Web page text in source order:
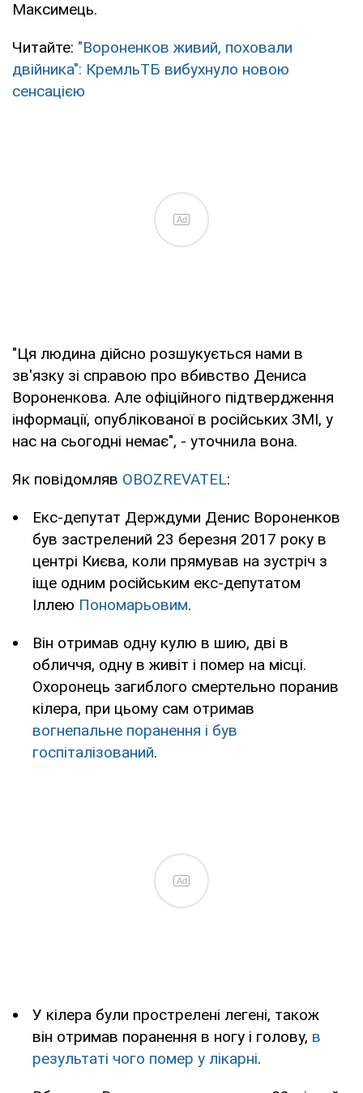
Максимець.
Читайте: "Вороненков живий, поховали
двійника": КремльТБ вибухнуло новою
сенсацією
Ad
"Ця людина дійсно розшукується нами в
зв'язку зі справою про вбивство Дениса
Вороненкова. Але офіційного підтвердження
інформації, опублікованої в російських ЗМІ, у
нас на сьогодні немає", - уточнила вона.
Як повідомляв OBOZREVATEL:
Екс-депутат Держдуми Денис Вороненков
був застрелений 23 березня 2017 року в
центрі Києва, коли прямував на зустріч з
іще одним російським екс-депутатом
Іллею Пономарьовим.
Він отримав одну кулю в шию, дві в
обличчя, одну в живіт і помер на місці.
Охоронець загиблого смертельно поранив
кілера, при цьому сам отримав
вогнепальне поранення і був
госпіталізований.
Ad
У кілера були прострелені легені, також
він отримав поранення в ногу і голову, в
результаті чого помер у лікарні.